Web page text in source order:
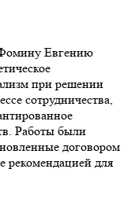
Евгению
при решении
сотрудничества,
Работы были
договором
рекомендацией для